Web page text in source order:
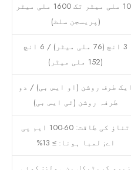
100 ملی میٹر تک 1600 ملی میٹر
(پریسجن سلٹ)
3 انچ (76 ملی میٹر) / 6 انچ
(152 ملی میٹر)
ایک طرف روشن (او ایس بی) / دو
طرفہ روشن (ٹی ایس بی)
تناؤ کی طاقت: 60-100 ایم پی
اے; لمبا ہونا: ≥ 13%